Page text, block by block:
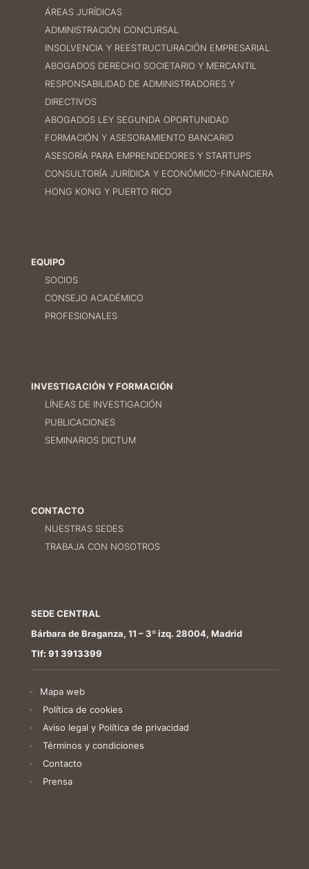
ÁREAS JURÍDICAS
ADMINISTRACIÓN CONCURSAL
INSOLVENCIA Y REESTRUCTURACIÓN EMPRESARIAL
ABOGADOS DERECHO SOCIETARIO Y MERCANTIL
RESPONSABILIDAD DE ADMINISTRADORES Y
DIRECTIVOS
ABOGADOS LEY SEGUNDA OPORTUNIDAD
FORMACIÓN Y ASESORAMIENTO BANCARIO
ASESORÍA PARA EMPRENDEDORES Y STARTUPS
CONSULTORÍA JURÍDICA Y ECONÓMICO-FINANCIERA
HONG KONG Y PUERTO RICO
EQUIPO
SOCIOS
CONSEJO ACADÉMICO
PROFESIONALES
INVESTIGACIÓN Y FORMACIÓN
LÍNEAS DE INVESTIGACIÓN
PUBLICACIONES
SEMINARIOS DICTUM
CONTACTO
NUESTRAS SEDES
TRABAJA CON NOSOTROS
SEDE CENTRAL
Bárbara de Braganza, 11 – 3º izq. 28004, Madrid
Tlf: 91 3913399
Mapa web
Política de cookies
Aviso legal y Política de privacidad
Términos y condiciones
Contacto
Prensa